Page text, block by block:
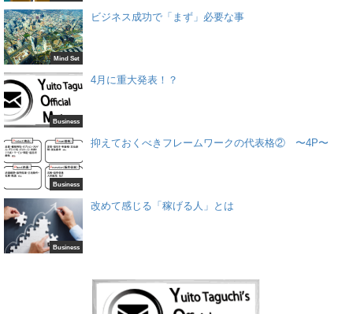
Mind Set
ビジネス成功で「まず」必要な事
Business
4月に重大発表！？
Business
抑えておくべきフレームワークの代表格② 〜4P〜
Business
改めて感じる「稼げる人」とは